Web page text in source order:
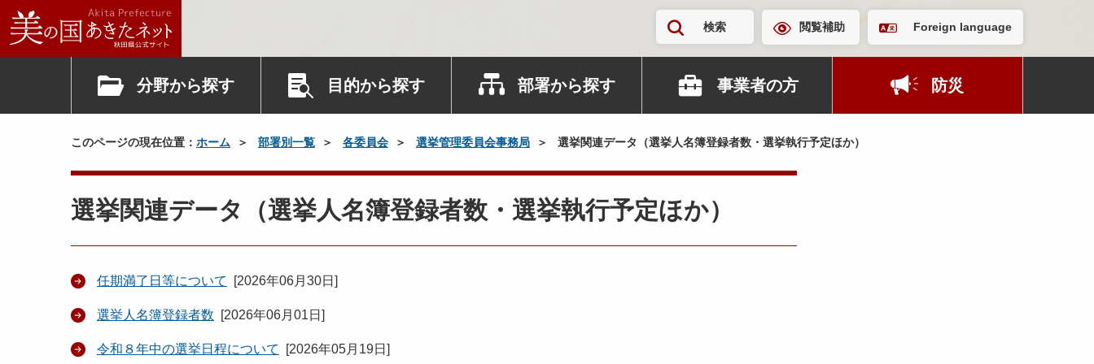
検索 閲覧補助 Foreign language
分野から探す 目的から探す 部署から探す 事業者の方 防災
このページの現在位置： ホーム 部署別一覧 各委員会 選挙管理委員会事務局 選挙関連データ（選挙人名簿登録者数・選挙執行予定ほか）
選挙関連データ（選挙人名簿登録者数・選挙執行予定ほか）
任期満了日等について [2026年06月30日 ]
選挙人名簿登録者数 [2026年06月01日 ]
令和８年中の選挙日程について [2026年05月19日 ]